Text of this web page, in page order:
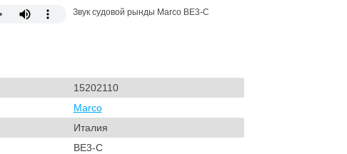
Звук судовой рынды Marco BE3-C
15202110
Marco
Италия
BE3-C